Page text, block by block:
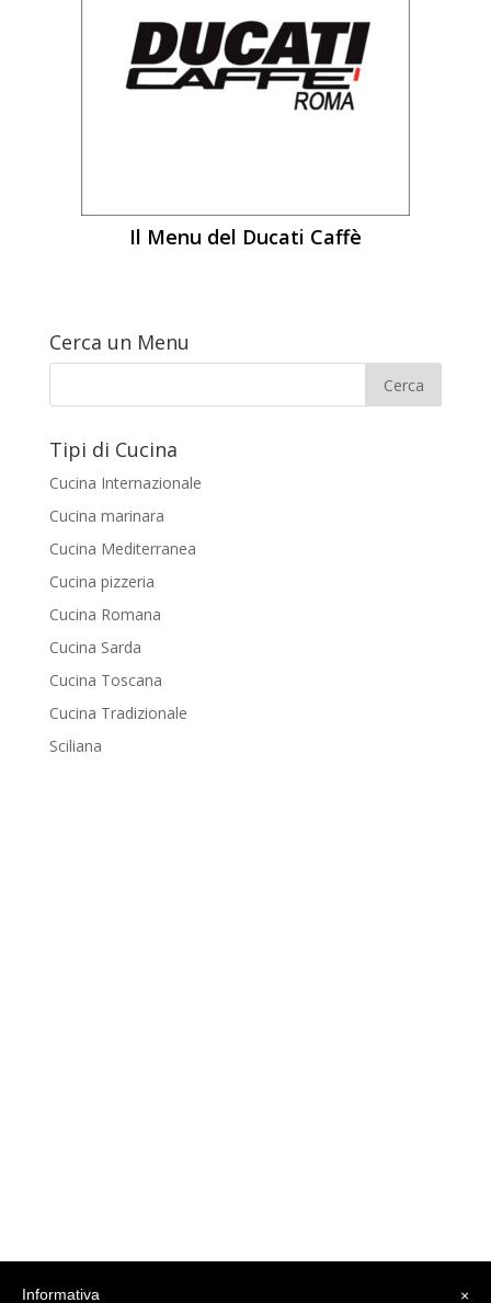
Il Menu del Ducati Caffè
Cerca un Menu
Tipi di Cucina
Cucina Internazionale
Cucina marinara
Cucina Mediterranea
Cucina pizzeria
Cucina Romana
Cucina Sarda
Cucina Toscana
Cucina Tradizionale
Sciliana
×
Informativa